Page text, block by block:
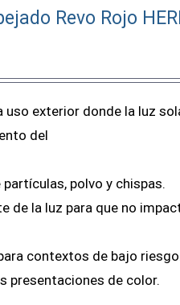
Revo Rojo
exterior donde la luz
del
polvo y chispas.
de la luz para que no
contextos de bajo
presentaciones de color.